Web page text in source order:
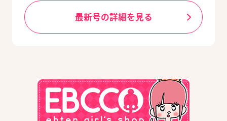
最新号の詳細を見る